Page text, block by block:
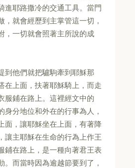
進耶路撒冷的交通工具。當門
，就會經歷到主掌管這一切，
，一切就會照著主所說的成
到他們就把驢駒牽到耶穌那
在上面，扶著耶穌騎上，而走
服鋪在路上。這裡經文中的
身分地位和外在的行事為人，
面，讓耶穌坐在上面，有著降
讓主耶穌在生命的行為上作王
鋪在路上，是一種向著君王表
。而當時因為逾越節要到了，